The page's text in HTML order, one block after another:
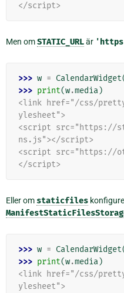
</script>
Men omSTATIC_URLär
>>> w = CalendarWidget
>>> print(w.media)
<link href="/css/
ylesheet">
<script src="https://
ns.js"></script>
<script src="https://
</script>
Eller om staticfiles
>>> w = CalendarWidget
>>> print(w.media)
<link href="/css/
ylesheet">